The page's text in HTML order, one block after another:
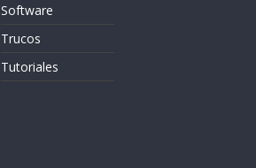
Software
Trucos
Tutoriales